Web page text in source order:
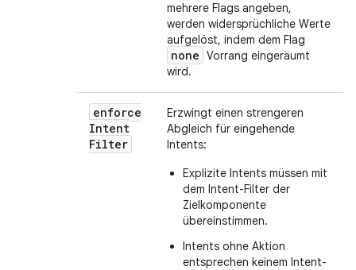
mehrere Flags angeben,
werden widersprüchliche Werte
aufgelöst, indem dem Flag
none Vorrang eingeräumt
wird.
enforce
Intent
Filter
Erzwingt einen strengeren
Abgleich für eingehende
Intents:
Explizite Intents müssen mit
dem Intent-Filter der
Zielkomponente
übereinstimmen.
Intents ohne Aktion
entsprechen keinem Intent-